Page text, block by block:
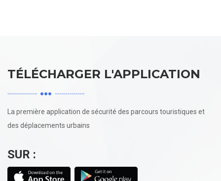
TÉLÉCHARGER L'APPLICATION
La première application de sécurité des parcours touristiques et
des déplacements urbains
SUR :